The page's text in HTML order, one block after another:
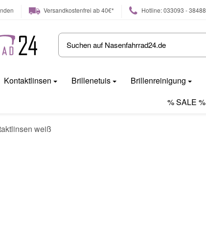
Versandkostenfrei ab 40€* Hotline: 033093 - 38488
Kontaktlinsen Brillenetuis Brillenreinigung
% SALE %